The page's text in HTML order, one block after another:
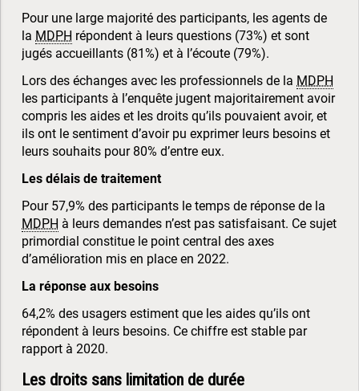
Pour une large majorité des participants, les agents de
la MDPH répondent à leurs questions (73%) et sont
jugés accueillants (81%) et à l’écoute (79%).
Lors des échanges avec les professionnels de la MDPH
les participants à l’enquête jugent majoritairement avoir
compris les aides et les droits qu’ils pouvaient avoir, et
ils ont le sentiment d’avoir pu exprimer leurs besoins et
leurs souhaits pour 80% d’entre eux.
Les délais de traitement
Pour 57,9% des participants le temps de réponse de la
MDPH à leurs demandes n’est pas satisfaisant. Ce sujet
primordial constitue le point central des axes
d’amélioration mis en place en 2022.
La réponse aux besoins
64,2% des usagers estiment que les aides qu’ils ont
répondent à leurs besoins. Ce chiffre est stable par
rapport à 2020.
Les droits sans limitation de durée